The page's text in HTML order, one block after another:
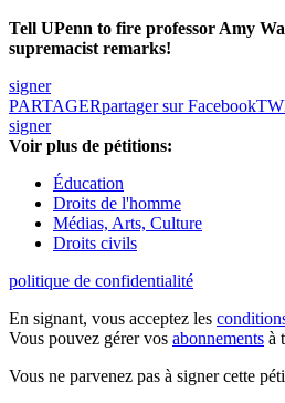
Tell UPenn to fire professor Amy
supremacist remarks!
signer
PARTAGERpartager sur Facebook
signer
Voir plus de pétitions:
Éducation
Droits de l'homme
Médias, Arts, Culture
Droits civils
politique de confidentialité
En signant, vous acceptez les
Vous pouvez gérer vos abonnements à
Vous ne parvenez pas à signer cette